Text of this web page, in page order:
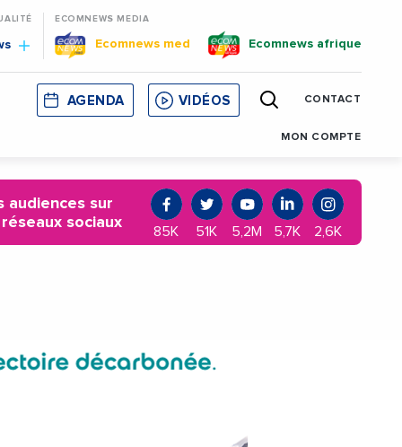
ECOMNEWS MEDIA
Ecomnews med Ecomnews afrique
CORSE MONACO CATALOGNE
AGENDA VIDÉOS CONTACT
MON COMPTE
audiences sur
réseaux sociaux
85K 51K 5,2M 5,7K 2,6K